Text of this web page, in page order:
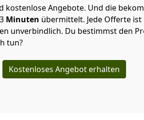
kostenlose Angebote. Und die
3 Minuten übermittelt. Jede Offerte
unverbindlich. Du bestimmst den
tun?
Kostenloses Angebot erhalten